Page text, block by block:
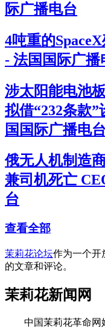
际广播电台
4吨重的
- 法国国际广播
涉太阳能电池
拟借“232条款
国国际广播电台
俄无人机制造
兼司机死亡
台
查看全部
茉莉花论坛作为一个开
的文章和评论。
茉莉花新闻网
中国茉莉花革命网始